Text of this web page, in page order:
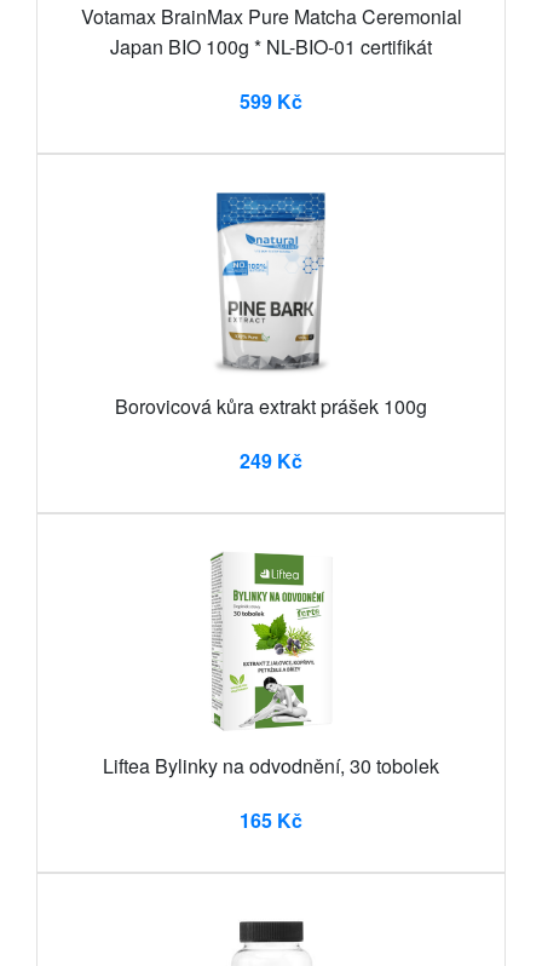
Votamax BrainMax Pure Matcha Ceremonial
Japan BIO 100g * NL-BIO-01 certifikát
599 Kč
Borovicová kůra extrakt prášek 100g
249 Kč
Liftea Bylinky na odvodnění, 30 tobolek
165 Kč